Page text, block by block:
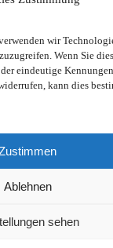
wir
Wenn Sie
eindeutige
kann dies
Ablehnen
sehen